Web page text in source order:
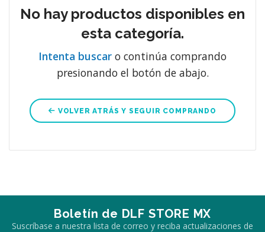
No hay productos disponibles en
esta categoría.
Intenta buscar o continúa comprando
presionando el botón de abajo.
VOLVER ATRÁS Y SEGUIR COMPRANDO
Boletín de DLF STORE MX
Suscríbase a nuestra lista de correo y reciba actualizaciones de